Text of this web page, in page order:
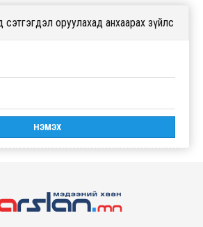
сэтгэгдэл оруулахад анхаарах зүйлс